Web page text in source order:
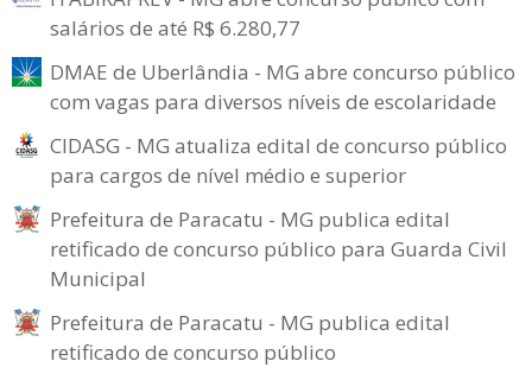
salários de até R$ 6.280,77
DMAE de Uberlândia - MG abre concurso público
com vagas para diversos níveis de escolaridade
CIDASG - MG atualiza edital de concurso público
para cargos de nível médio e superior
Prefeitura de Paracatu - MG publica edital
retificado de concurso público para Guarda Civil
Municipal
Prefeitura de Paracatu - MG publica edital
retificado de concurso público